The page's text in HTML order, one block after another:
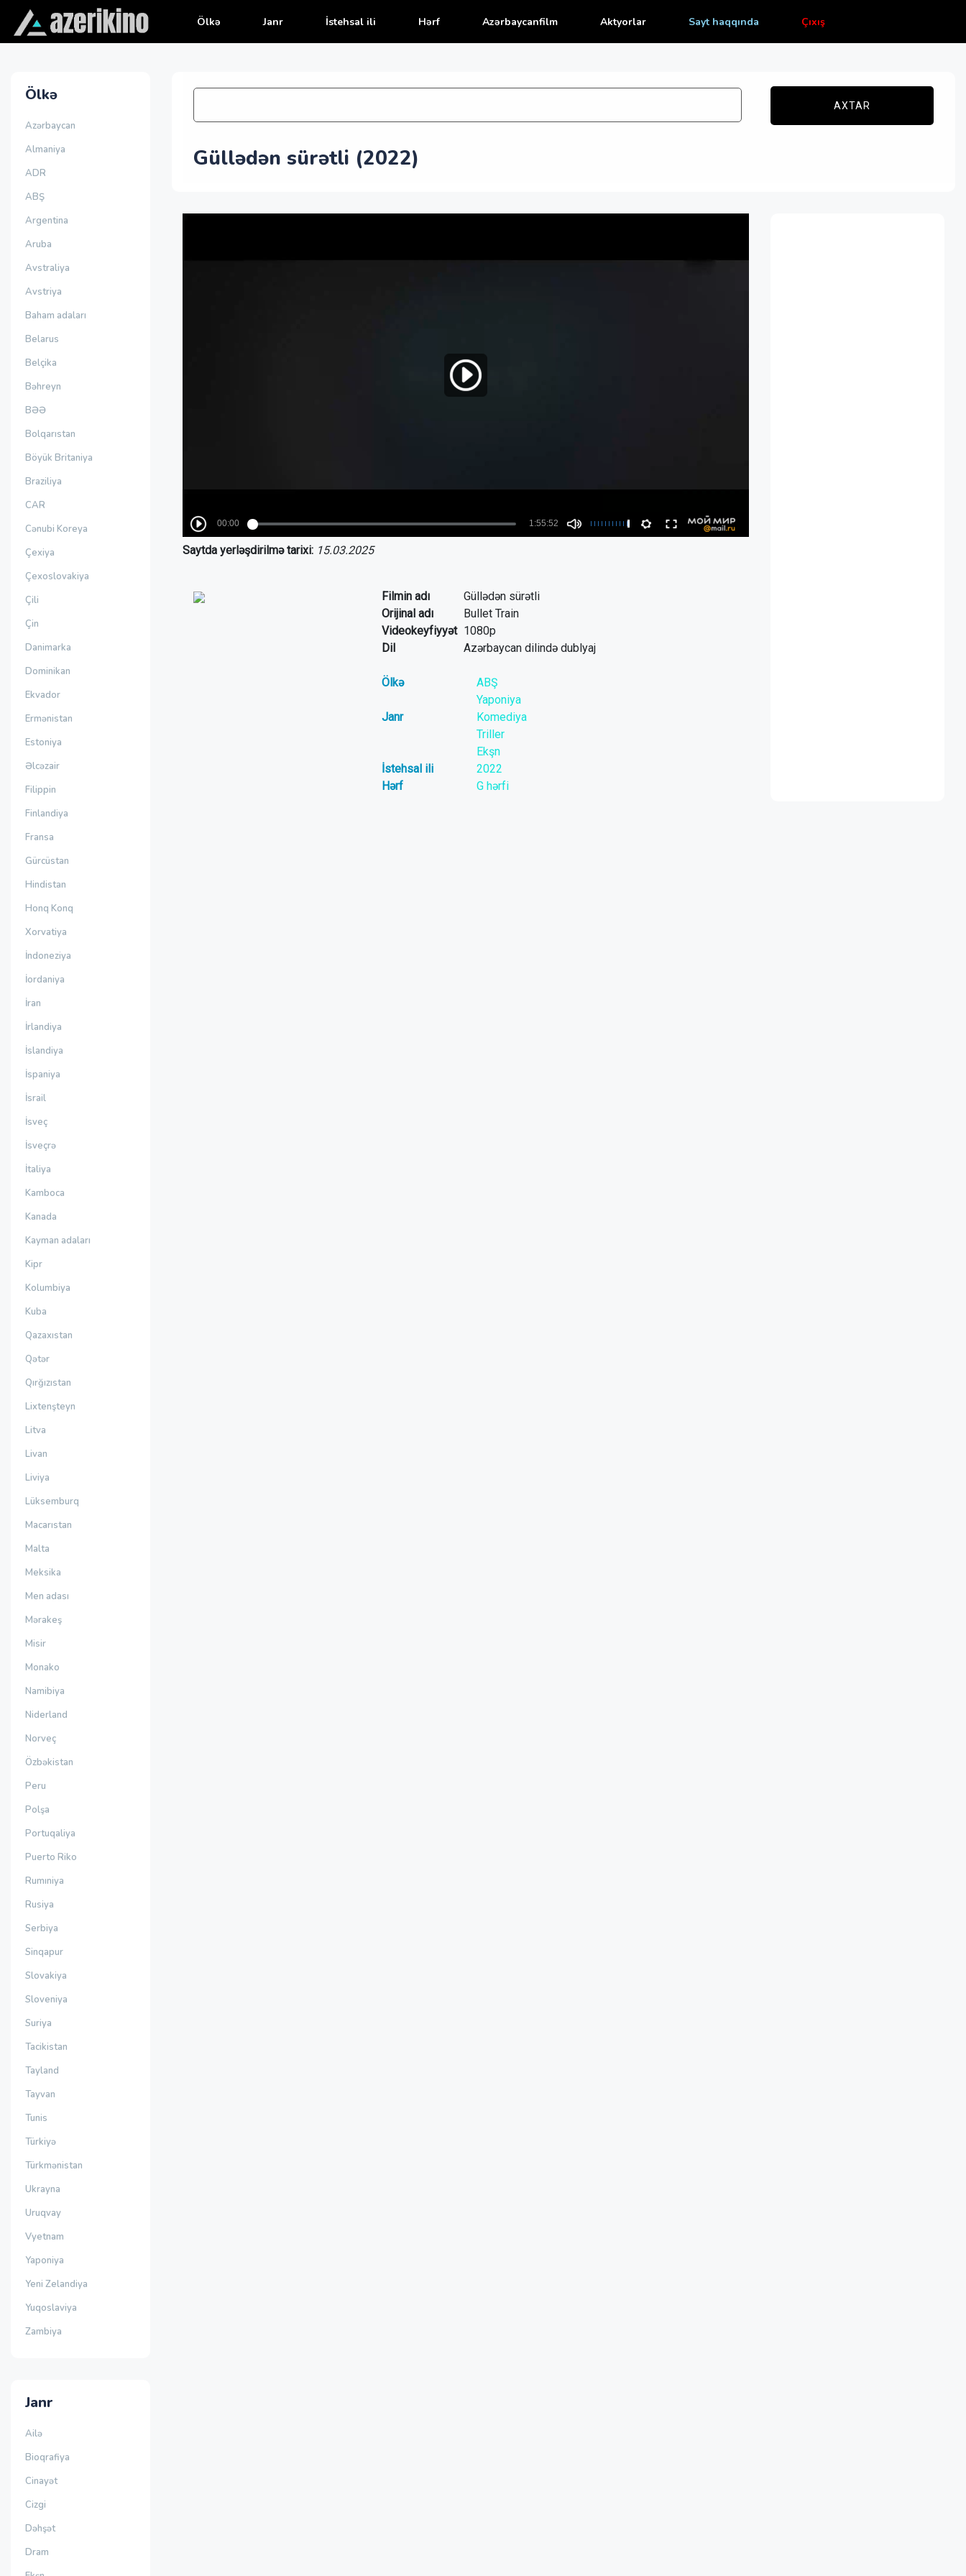
Ölkə Janr İstehsal ili Hərf Azərbaycanfilm Aktyorlar Sayt haqqında Çıxış
Ölkə
Azərbaycan
Almaniya
ADR
ABŞ
Argentina
Aruba
Avstraliya
Avstriya
Baham adaları
Belarus
Belçika
Bəhreyn
BƏƏ
Bolqarıstan
Böyük Britaniya
Braziliya
CAR
Cənubi Koreya
Çexiya
Çexoslovakiya
Çili
Çin
Danimarka
Dominikan
Ekvador
Ermənistan
Estoniya
Əlcəzair
Filippin
Finlandiya
Fransa
Gürcüstan
Hindistan
Honq Konq
Xorvatiya
İndoneziya
İordaniya
İran
İrlandiya
İslandiya
İspaniya
İsrail
İsveç
İsveçrə
İtaliya
Kamboca
Kanada
Kayman adaları
Kipr
Kolumbiya
Kuba
Qazaxıstan
Qətər
Qırğızıstan
Lixtenşteyn
Litva
Livan
Liviya
Lüksemburq
Macarıstan
Malta
Meksika
Men adası
Mərakeş
Misir
Monako
Namibiya
Niderland
Norveç
Özbəkistan
Peru
Polşa
Portuqaliya
Puerto Riko
Rumıniya
Rusiya
Serbiya
Sinqapur
Slovakiya
Sloveniya
Suriya
Tacikistan
Tayland
Tayvan
Tunis
Türkiyə
Türkmənistan
Ukrayna
Uruqvay
Vyetnam
Yaponiya
Yeni Zelandiya
Yuqoslaviya
Zambiya
Janr
Ailə
Bioqrafiya
Cinayət
Cizgi
Dəhşət
Dram
AXTAR
Güllədən sürətli (2022)
Saytda yerləşdirilmə tarixi: 15.03.2025
Filmin adı
Güllədən sürətli
Orijinal adı
Bullet Train
Videokeyfiyyət 1080p
Dil
Azərbaycan dilində dublyaj
Ölkə
ABŞ
Yaponiya
Janr
Komediya
Triller
Ekşn
İstehsal ili
2022
Hərf
G hərfi